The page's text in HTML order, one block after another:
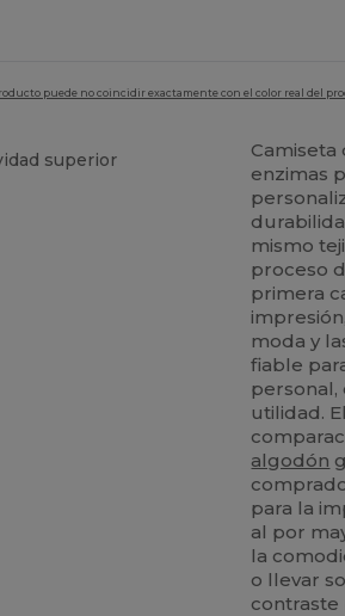
puede no coincidir exactamente con el color real del
superior
enzimas
mismo
proceso
primera
moda y
fiable
personal,
utilidad.
algodón
para la
al por
la
o llevar
contraste